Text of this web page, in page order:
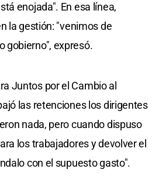
enojada". En esa línea,
la gestión: "venimos de
gobierno", expresó.
Juntos por el Cambio al
las retenciones los dirigentes
nada, pero cuando dispuso
los trabajadores y devolver el
con el supuesto gasto".